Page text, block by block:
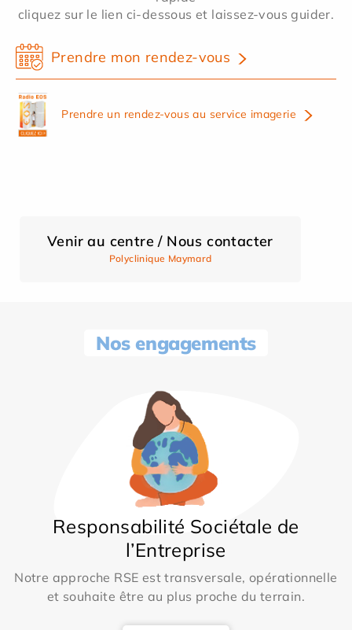
cliquez sur le lien ci-dessous et laissez-vous guider.
Prendre mon rendez-vous
Prendre un rendez-vous au service imagerie
Venir au centre / Nous contacter
Polyclinique Maymard
Nos engagements
Responsabilité Sociétale de
l’Entreprise
Notre approche RSE est transversale, opérationnelle
et souhaite être au plus proche du terrain.